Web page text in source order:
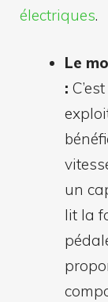
électriques.
Le
:
un
lit la